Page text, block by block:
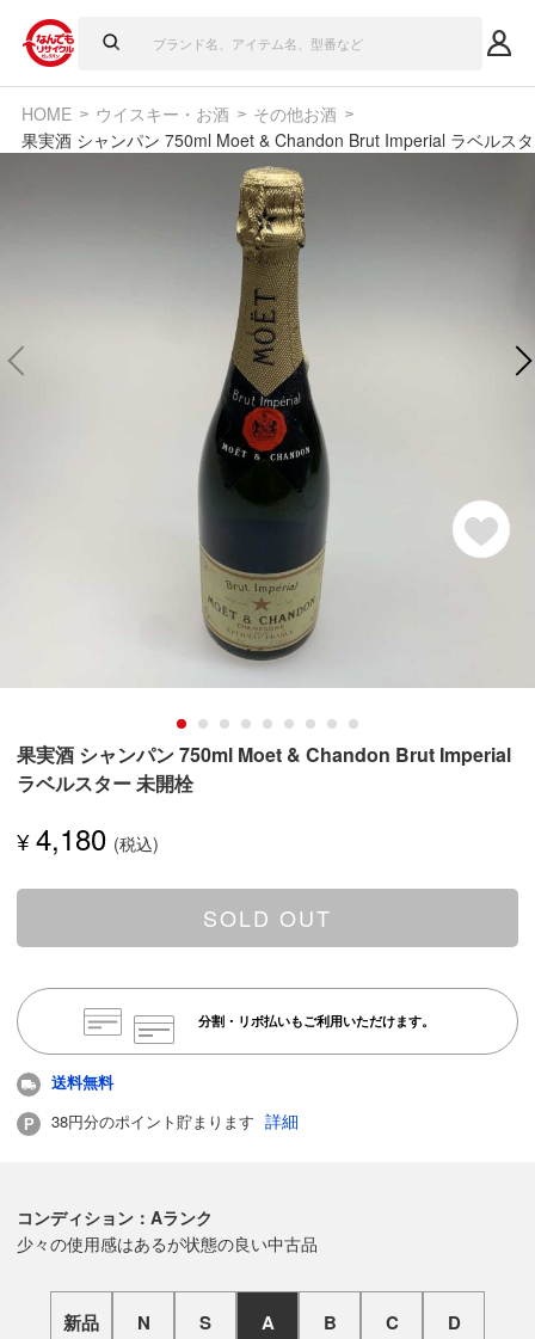
HOME ウイスキー・お酒
その他お酒
果実酒 シャンパン 750ml Moet & Chandon Brut Imperial ラベルス
果実酒 シャンパン 750ml Moet & Chandon Brut Imperial
ラベルスター 未開栓
¥4,180
SOLD OUT
分割・リボ払いもご利用いただけます。
送料無料
38円分のポイント貯まります 詳細
コンディション：Aランク
少々の使用感はあるが状態の良い中古品
新品 N S A B C D